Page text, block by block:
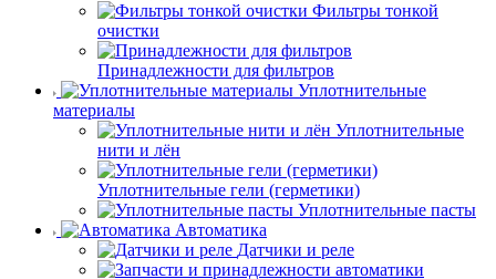
Фильтры тонкой
очистки
Принадлежности для фильтров
Уплотнительные
материалы
Уплотнительные
нити и лён
Уплотнительные гели (герметики)
Уплотнительные пасты
Автоматика
Датчики и реле